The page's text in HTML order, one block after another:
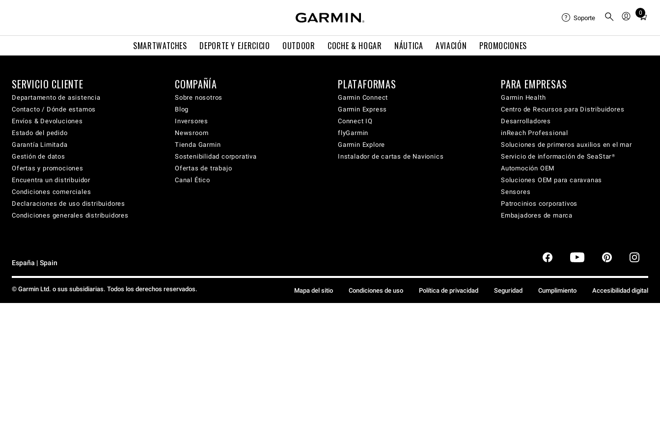
SMARTWATCHES DEPORTE Y EJERCICIO OUTDOOR COCHE & HOGAR NÁUTICA AVIACIÓN PROMOCIONES
Soporte
0
Total
cart:
SERVICIO CLIENTE
Departamento de asistencia
Contacto / Dónde estamos
Envíos & Devoluciones
Estado del pedido
Garantía Limitada
Gestión de datos
Ofertas y promociones
Encuentra un distribuidor
Condiciones comerciales
Declaraciones de uso distribuidores
Condiciones generales distribuidores
COMPAÑÍA
Sobre nosotros
Blog
Inversores
Newsroom
Tienda Garmin
Sostenibilidad corporativa
Ofertas de trabajo
Canal Ético
PLATAFORMAS
Garmin Connect
Garmin Express
Connect IQ
flyGarmin
Garmin Explore
Instalador de cartas de Navionics
PARA EMPRESAS
Garmin Health
Centro de Recursos para Distribuidores
Desarrolladores
inReach Professional
Soluciones de primeros auxilios en el mar
Servicio de información de SeaStar®
Automoción OEM
Soluciones OEM para caravanas
Sensores
Patrocinios corporativos
Embajadores de marca
España | Spain
© Garmin Ltd. o sus subsidiarias. Todos los derechos reservados. Mapa del sitio Condiciones de uso Política de privacidad Seguridad Cumplimiento Accesibilidad digital